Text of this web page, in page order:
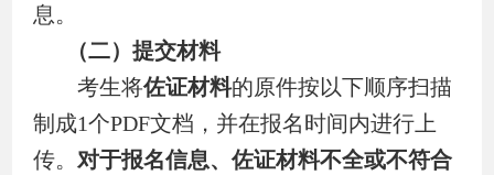
息。
（二）提交材料
考生将佐证材料的原件按以下顺序扫描
制成1个PDF文档，并在报名时间内进行上
传。 对于报名信息、佐证材料不全或不符合